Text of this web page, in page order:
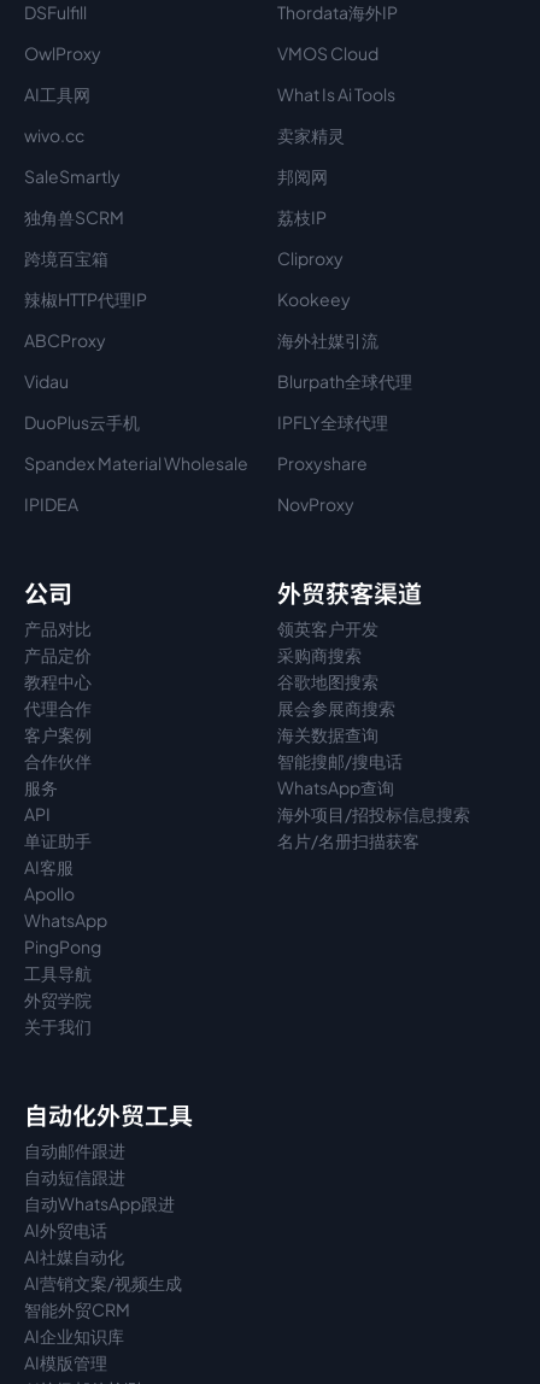
DSFulfill
Thordata海外IP
OwlProxy
VMOS Cloud
AI工具网
What Is Ai Tools
wivo.cc
卖家精灵
SaleSmartly
邦阅网
独角兽SCRM
荔枝IP
跨境百宝箱
Cliproxy
辣椒HTTP代理IP
Kookeey
ABCProxy
海外社媒引流
Vidau
Blurpath全球代理
DuoPlus云手机
IPFLY全球代理
Spandex Material Wholesale​
Proxyshare
IPIDEA
NovProxy
公司
产品对比
产品定价
教程中心
代理合作
客户案例
合作伙伴
服务
API
单证助手
AI客服
Apollo
WhatsApp
PingPong
工具导航
外贸学院
关于我们
外贸获客渠道
领英客户开发
采购商搜索
谷歌地图搜索
展会参展商搜索
海关数据查询
智能搜邮/搜电话
WhatsApp查询
海外项目/招投标信息搜索
名片/名册扫描获客
自动化外贸工具
自动邮件跟进
自动短信跟进
自动WhatsApp跟进
AI外贸电话
AI社媒自动化
AI营销文案/视频生成
智能外贸CRM
AI企业知识库
AI模版管理